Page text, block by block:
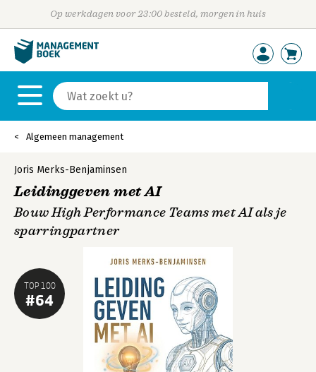
Op werkdagen voor 23:00 besteld, morgen in huis
Algemeen management
TOP 100
#64
Joris Merks-Benjaminsen
Leidinggeven met AI
Bouw High Performance Teams met AI als je
sparringpartner